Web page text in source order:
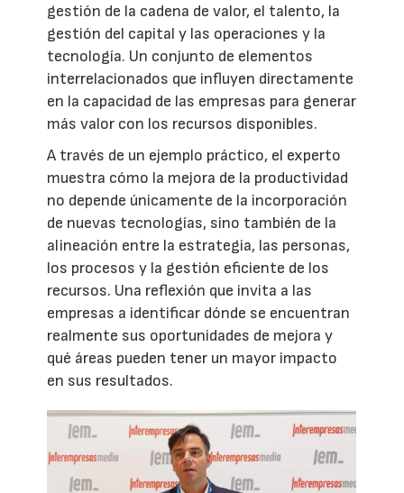
gestión de la cadena de valor, el talento, la
gestión del capital y las operaciones y la
tecnología. Un conjunto de elementos
interrelacionados que influyen directamente
en la capacidad de las empresas para generar
más valor con los recursos disponibles.
A través de un ejemplo práctico, el experto
muestra cómo la mejora de la productividad
no depende únicamente de la incorporación
de nuevas tecnologías, sino también de la
alineación entre la estrategia, las personas,
los procesos y la gestión eficiente de los
recursos. Una reflexión que invita a las
empresas a identificar dónde se encuentran
realmente sus oportunidades de mejora y
qué áreas pueden tener un mayor impacto
en sus resultados.